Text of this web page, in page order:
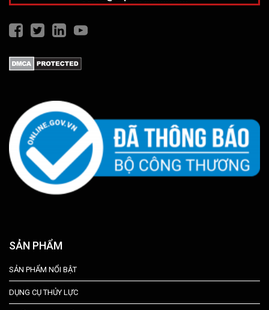
SẢN PHẨM
SẢN PHẨM NỔI BẬT
DỤNG CỤ THỦY LỰC